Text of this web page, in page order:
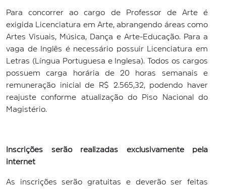
Para concorrer ao cargo de Professor de Arte é
exigida Licenciatura em Arte, abrangendo áreas como
Artes Visuais, Música, Dança e Arte-Educação. Para a
vaga de Inglês é necessário possuir Licenciatura em
Letras (Língua Portuguesa e Inglesa). Todos os cargos
possuem carga horária de 20 horas semanais e
remuneração inicial de R$ 2.565,32, podendo haver
reajuste conforme atualização do Piso Nacional do
Magistério.
Inscrições serão realizadas exclusivamente pela
internet
As inscrições serão gratuitas e deverão ser feitas